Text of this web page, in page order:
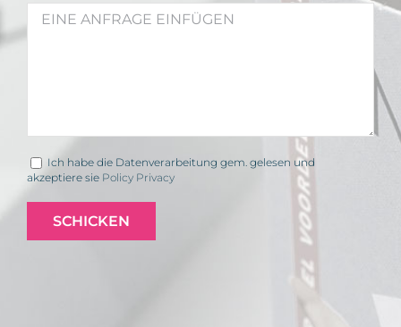
Ich habe die Datenverarbeitung gem. gelesen und
akzeptiere sie Policy Privacy